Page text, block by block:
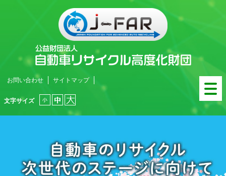
お問い合わせ サイトマップ
文字サイズ